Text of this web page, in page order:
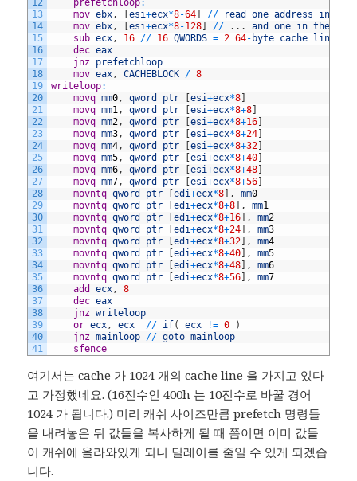
12
13
14
15
16
17
18
19
20
21
22
23
24
25
26
27
28
29
30
31
32
33
34
35
36
37
38
39
40
41
	prefetchloop
:
	mov
ebx, [esi+ecx*8-64 // read one address in
	mov
ebx, [esi+ecx*8-128 // . . . and one in the
	sub
ecx, 16 // 16 QWORDS = 2 64- byte cache
lines
	dec
eax
	jnz
prefetchloop
	mov
eax, CACHEBLOCK / 8
writeloop:
	movq
mm0, qword ptr [esi+ecx*8
	movq
mm1, qword ptr [esi+ecx*8+8
	movq
mm2, qword ptr [esi+ecx*8+16
	movq
mm3, qword ptr [esi+ecx*8+24
	movq
mm4, qword ptr [esi+ecx*8+32
	movq
mm5, qword ptr [esi+ecx*8+40
	movq
mm6, qword ptr [esi+ecx*8+48
	movq
mm7, qword ptr [esi+ecx*8+56
	movntq
qword ptr [edi+ecx*8 , mm0
	movntq
qword ptr [edi+ecx*8+8 , mm1
	movntq
qword ptr [edi+ecx*8+16 , mm2
	movntq
qword ptr [edi+ecx*8+24 , mm3
	movntq
qword ptr [edi+ecx*8+32 , mm4
	movntq
qword ptr [edi+ecx*8+40 , mm5
	movntq
qword ptr [edi+ecx*8+48 , mm6
	movntq
qword ptr [edi+ecx*8+56 , mm7
	add
ecx,
8
	dec
eax
	jnz
writeloop
	or
ecx, ecx // if( ecx != 0
)
	jnz
mainloop // goto mainloop
	sfence
여기서는 cache 가 1024 개의 cache line 을 가지고 있다
고 가정했네요. (16진수인 400h 는 10진수로 바꿀 경어
1024 가 됩니다.) 미리 캐쉬 사이즈만큼 prefetch 명령들
을 내려놓은 뒤 값들을 복사하게 될 때 쯤이면 이미 값들
이 캐쉬에 올라와있게 되니 딜레이를 줄일 수 있게 되겠습
니다.